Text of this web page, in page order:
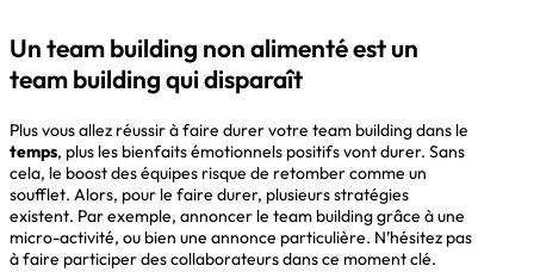
Un team building non alimenté est un
team building qui disparaît
Plus vous allez réussir à faire durer votre team building dans le
temps, plus les bienfaits émotionnels positifs vont durer. Sans
cela, le boost des équipes risque de retomber comme un
soufflet. Alors, pour le faire durer, plusieurs stratégies
existent. Par exemple, annoncer le team building grâce à une
micro-activité, ou bien une annonce particulière. N’hésitez pas
à faire participer des collaborateurs dans ce moment clé.